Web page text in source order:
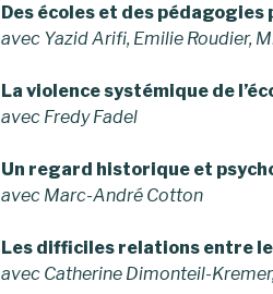
Des écoles et des pédagogies
avec Yazid Arifi, Emilie Roudier,
La violence systémique de
avec Fredy Fadel
Un regard historique et
avec Marc-André Cotton
Les difficiles relations entre
avec Catherine Dimonteil-